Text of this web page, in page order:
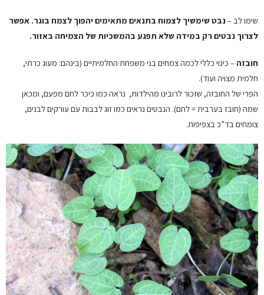
שימו לב – נבט שימשיך לצמוח בתנאים מתאימים יהפוך לצמח בוגר. אפשר
לצרוך נבטים רק במידה שלא תפגע בהמשכיות של הצמיחה באזור.
חובזה – כינוי כללי לכמה צמחים בני משפחת החלמיתיים (בינהם: מעוג כרתי,
חלמית מצויה ועוד).
הפרי של החובזה, שזכור לרובינו מהילדות, נראה כמו כיכר לחם מפעם, ומכאן
שמה (חובז בערבית = לחם). הנבטים נראים כמו זוג לבבות עם עורקים לבנים,
צומחים בד”כ בצפיפות.